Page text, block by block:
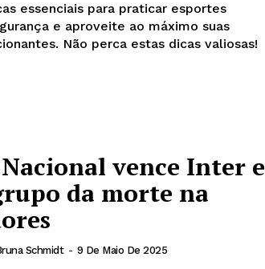
essenciais para praticar esportes
e aproveite ao máximo suas
Não perca estas dicas valiosas!
vence Inter e
da morte na
Schmidt - 9 De Maio De 2025